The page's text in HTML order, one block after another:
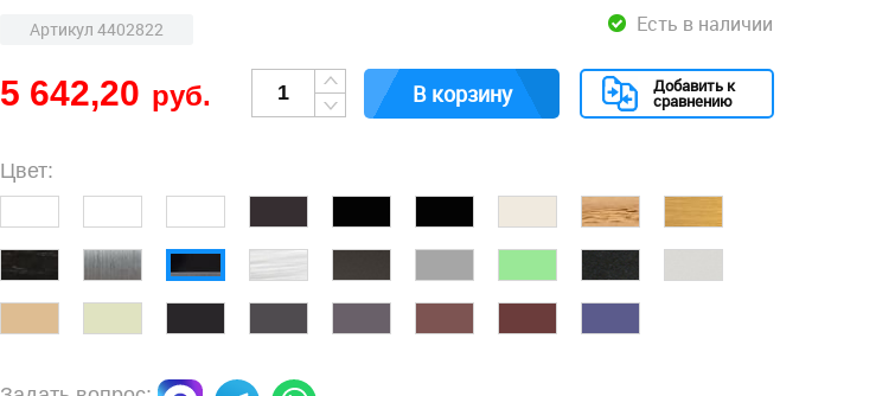
Есть в наличии
Артикул 4402822
5 642,20 руб. В корзину Добавить к
сравнению
Цвет: